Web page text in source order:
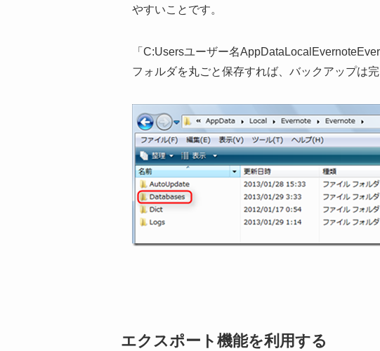
やすいことです。
「C:Usersユーザー名
フォルダを丸ごと保存すれば、バックアップは完
エクスポート機能を利用する